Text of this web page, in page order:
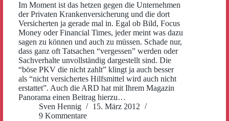
Im Moment ist das hetzen gegen die Unternehmen
der Privaten Krankenversicherung und die dort
Versicherten ja gerade mal in. Egal ob Bild, Focus
Money oder Financial Times, jeder meint was dazu
sagen zu können und auch zu müssen. Schade nur,
dass ganz oft Tatsachen “vergessen” werden oder
Sachverhalte unvollständig dargestellt sind. Die
“böse PKV die nicht zahlt” klingt ja auch besser
als “nicht versichertes Hilfsmittel wird auch nicht
erstattet”. Auch die ARD hat mit Ihrem Magazin
Panorama einen Beitrag hierzu…
Sven Hennig
15. März 2012
9 Kommentare